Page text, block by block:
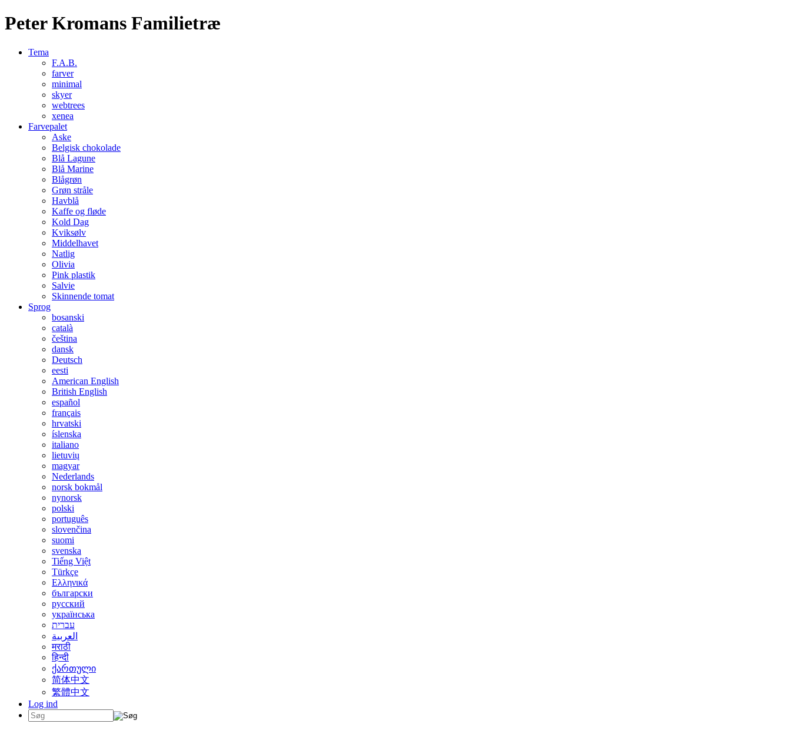
Peter Kromans Familietræ
Tema
F.A.B.
farver
minimal
skyer
webtrees
xenea
Farvepalet
Aske
Belgisk chokolade
Blå Lagune
Blå Marine
Blågrøn
Grøn stråle
Havblå
Kaffe og fløde
Kold Dag
Kviksølv
Middelhavet
Natlig
Olivia
Pink plastik
Salvie
Skinnende tomat
Sprog
bosanski
català
čeština
dansk
Deutsch
eesti
American English
British English
español
français
hrvatski
íslenska
italiano
lietuvių
magyar
Nederlands
norsk bokmål
nynorsk
polski
português
slovenčina
suomi
svenska
Tiếng Việt
Türkçe
Ελληνικά
български
русский
українська
עברית
العربية
मराठी
हिन्दी
ქართული
简体中文
繁體中文
Log ind